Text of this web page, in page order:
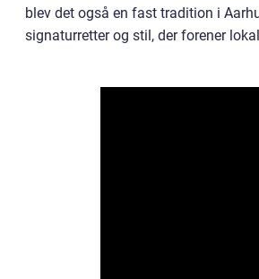
blev det også en fast tradition i
signaturretter og stil, der forener